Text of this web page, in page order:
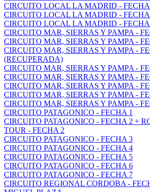
CIRCUITO LOCAL LA MADRID -
CIRCUITO LOCAL LA MADRID -
CIRCUITO LOCAL LA MADRID -
CIRCUITO MAR, SIERRAS Y PAMPA -
CIRCUITO MAR, SIERRAS Y PAMPA -
CIRCUITO MAR, SIERRAS Y PAMPA -
(RECUPERADA)
CIRCUITO MAR, SIERRAS Y PAMPA -
CIRCUITO MAR, SIERRAS Y PAMPA -
CIRCUITO MAR, SIERRAS Y PAMPA -
CIRCUITO MAR, SIERRAS Y PAMPA -
CIRCUITO MAR, SIERRAS Y PAMPA -
CIRCUITO PATAGONICO - FECHA 1
CIRCUITO PATAGONICO - FECHA 2 +
TOUR - FECHA 2
CIRCUITO PATAGONICO - FECHA 3
CIRCUITO PATAGONICO - FECHA 4
CIRCUITO PATAGONICO - FECHA 5
CIRCUITO PATAGONICO - FECHA 6
CIRCUITO PATAGONICO - FECHA 7
CIRCUITO REGIONAL CORDOBA -